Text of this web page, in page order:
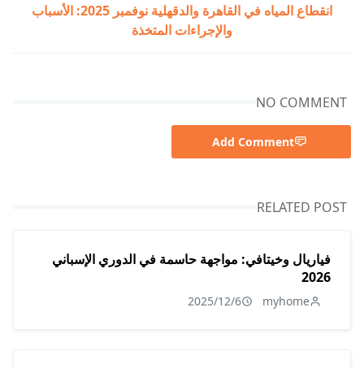
انقطاع المياه في القاهرة والدقهلية نوفمبر 2025: الأسباب
والإجراءات المتخذة
NO COMMENT
Add Comment
RELATED POST
فياريال وخيتافي: مواجهة حاسمة في الدوري الإسباني
2026
myhome
2025/12/6